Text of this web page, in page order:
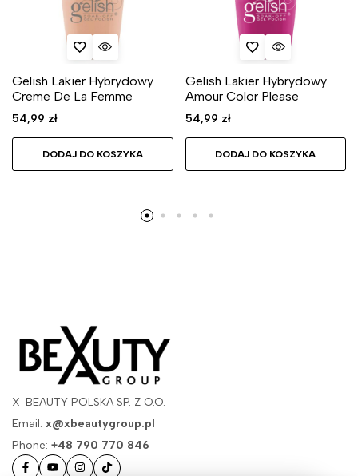
Gelish Lakier Hybrydowy
Creme De La Femme
54,99 zł
DODAJ DO KOSZYKA
Gelish Lakier Hybrydowy
Amour Color Please
54,99 zł
DODAJ DO KOSZYKA
X-BEAUTY POLSKA SP. Z O.O.
Email: x@xbeautygroup.pl
Phone: +48 790 770 846